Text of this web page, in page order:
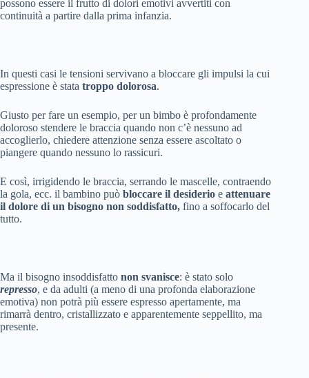
possono essere il frutto di dolori emotivi avvertiti con
continuità a partire dalla prima infanzia.
In questi casi le tensioni servivano a bloccare gli impulsi la cui
espressione è stata troppo dolorosa.
Giusto per fare un esempio, per un bimbo è profondamente
doloroso stendere le braccia quando non c’è nessuno ad
accoglierlo, chiedere attenzione senza essere ascoltato o
piangere quando nessuno lo rassicuri.
E così, irrigidendo le braccia, serrando le mascelle, contraendo
la gola, ecc. il bambino può bloccare il desiderio e attenuare
il dolore di un bisogno non soddisfatto, fino a soffocarlo del
tutto.
Ma il bisogno insoddisfatto non svanisce: è stato solo
represso, e da adulti (a meno di una profonda elaborazione
emotiva) non potrà più essere espresso apertamente, ma
rimarrà dentro, cristallizzato e apparentemente seppellito, ma
presente.